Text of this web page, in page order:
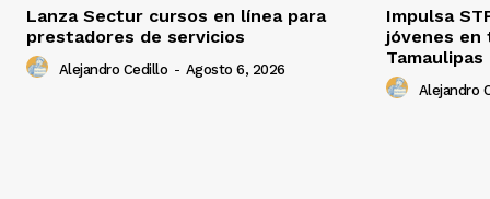
Lanza Sectur cursos en línea para
prestadores de servicios
Alejandro Cedillo - Agosto 6, 2026
Impulsa
jóvenes en
Tamaulipas
Alejandro